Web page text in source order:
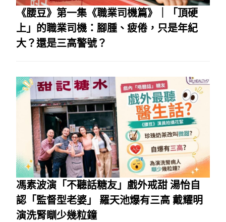
《腰豆》第一集《職業司機篇》｜「頂硬
上」的職業司機：腳腫、疲倦，只是年紀
大？還是三高警號？
馮素波演「不聽話糖友」戲外戒甜 湯怡自
認「監督型老婆」 羅天池爆有三高 戴耀明
演洗腎瞓少幾粒鐘